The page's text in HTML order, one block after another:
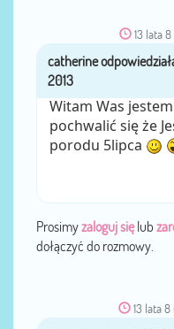
13 lata
Witam Was
pochwalić się że
porodu 5lipca
Prosimyzaloguj sięlub
dołączyć do rozmowy.
13 lata